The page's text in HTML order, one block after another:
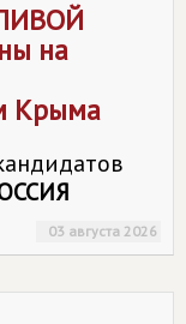
на
Крыма
03 августа 2026